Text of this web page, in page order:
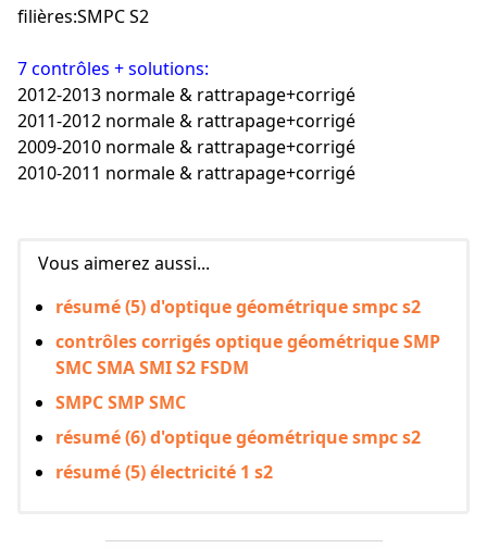
filières:SMPC S2
7 contrôles + solutions:
2012-2013 normale & rattrapage+corrigé
2011-2012 normale & rattrapage+corrigé
2009-2010 normale & rattrapage+corrigé
2010-2011 normale & rattrapage+corrigé
Vous aimerez aussi...
résumé (5) d'optique géométrique smpc s2
contrôles corrigés optique géométrique SMP
SMC SMA SMI S2 FSDM
SMPC SMP SMC
résumé (6) d'optique géométrique smpc s2
résumé (5) électricité 1 s2